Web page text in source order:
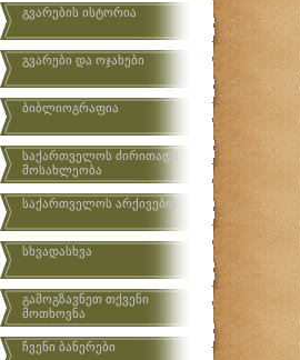
გვარების ისტორია
გვარები და ოჯახები
ბიბლიოგრაფია
საქართველოს ძირითადი
მოსახლეობა
საქართველოს არქივები
სხვადასხვა
გამოგზავნეთ თქვენი
მოთხოვნა
ჩვენი ბანერები